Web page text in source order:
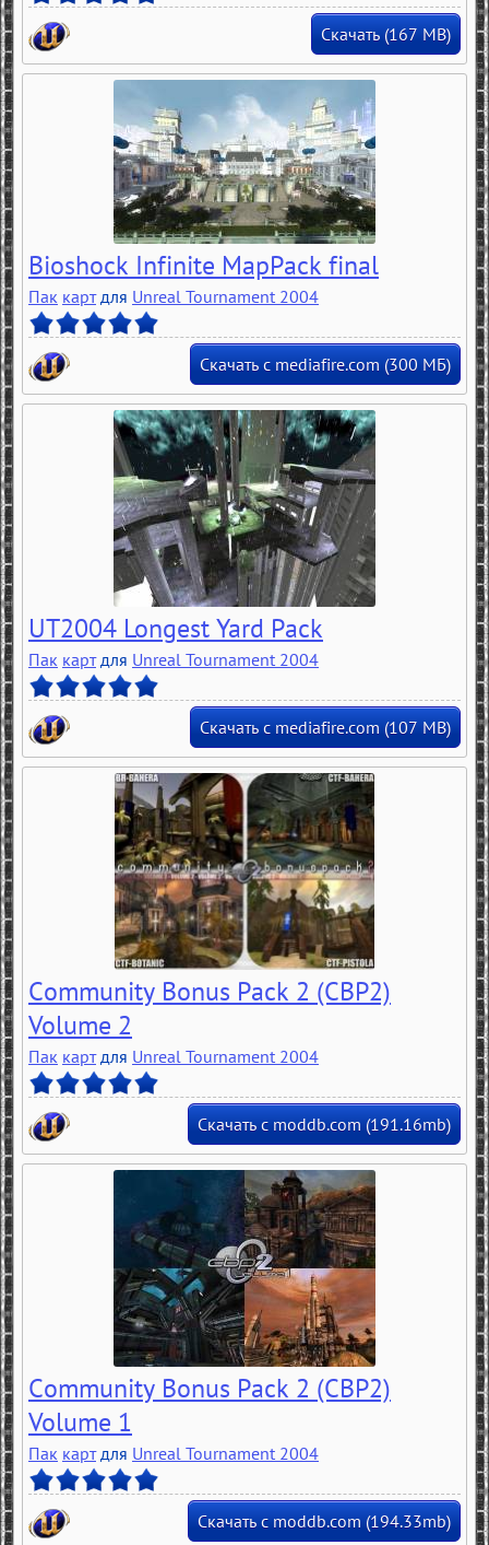
Скачать (167 MB)
Bioshock Infinite MapPack final
Пак картдля Unreal Tournament 2004
Скачать с mediafire.com (300 МБ)
UT2004 Longest Yard Pack
Пак картдля Unreal Tournament 2004
Скачать с mediafire.com (107 MB)
Community Bonus Pack 2 (CBP2)
Volume 2
Пак картдля Unreal Tournament 2004
Скачать с moddb.com (191.16mb)
Community Bonus Pack 2 (CBP2)
Volume 1
Пак картдля Unreal Tournament 2004
Скачать с moddb.com (194.33mb)